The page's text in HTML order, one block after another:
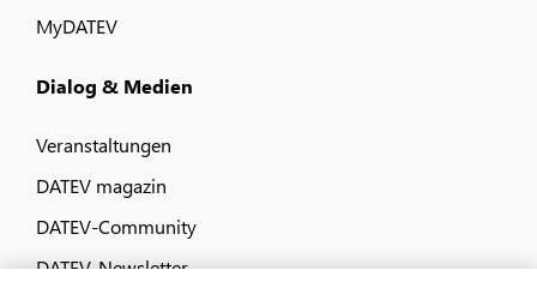
MyDATEV
Dialog & Medien
Veranstaltungen
DATEV magazin
DATEV-Community
DATEV-Newsletter